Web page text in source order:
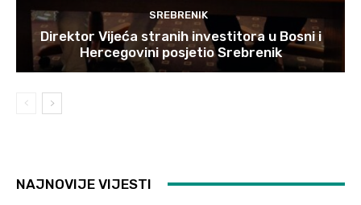
SREBRENIK
Direktor Vijeća stranih investitora u Bosni i
Hercegovini posjetio Srebrenik
NAJNOVIJE VIJESTI